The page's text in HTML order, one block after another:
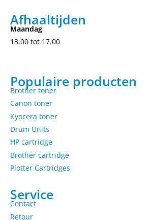
Afhaaltijden
Maandag
13.00 tot 17.00
Populaire producten
Brother toner
Canon toner
Kyocera toner
Drum Units
HP cartridge
Brother cartridge
Plotter Cartridges
Service
Contact
Retour